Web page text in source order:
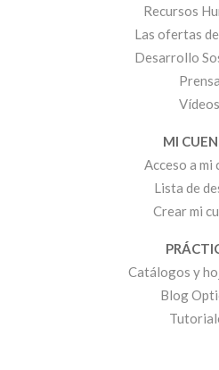
Recursos
Las ofertas
Desarrollo
Prensa
Vídeos
MI
Acceso a mi
Lista de
Crear mi
Catálogos y
Blog